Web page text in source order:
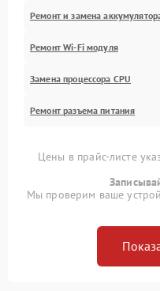
Ремонт и замена
Ремонт Wi-Fi модуля
Замена процессора CPU
Ремонт разъема питания
Цены в прайс-листе
Мы проверим ваше